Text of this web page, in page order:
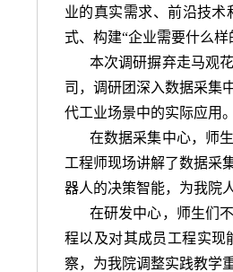
业的真实需求、前沿技术
式、构建“企业需要什么
本次调研摒弃走马观
司，调研团深入数据采集
代工业场景中的实际应用。
在数据采集中心，师
工程师现场讲解了数据采
器人的决策智能，为我院
在研发中心，师生们
程以及对其成员工程实现
察，为我院调整实践教学